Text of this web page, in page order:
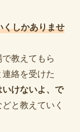
くしかありませ
教えてもら
絡を受けた
いけないよ、で
どと教えていく